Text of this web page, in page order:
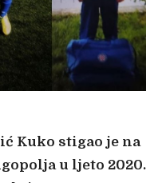
Kuko stigao je na
u ljeto 2020.